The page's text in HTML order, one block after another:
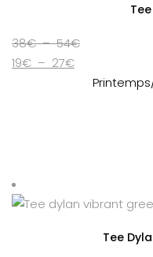
38€–54€Plage
prix :
19€ – 27€Plage
Tee